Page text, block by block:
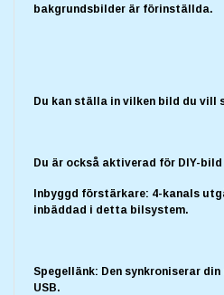
bakgrundsbilder är förinställda.
Du kan ställa in vilken bild du vill
Du är också aktiverad för DIY-bild
Inbyggd förstärkare: 4-kanals
inbäddad i detta bilsystem.
Spegellänk: Den synkroniserar
USB.